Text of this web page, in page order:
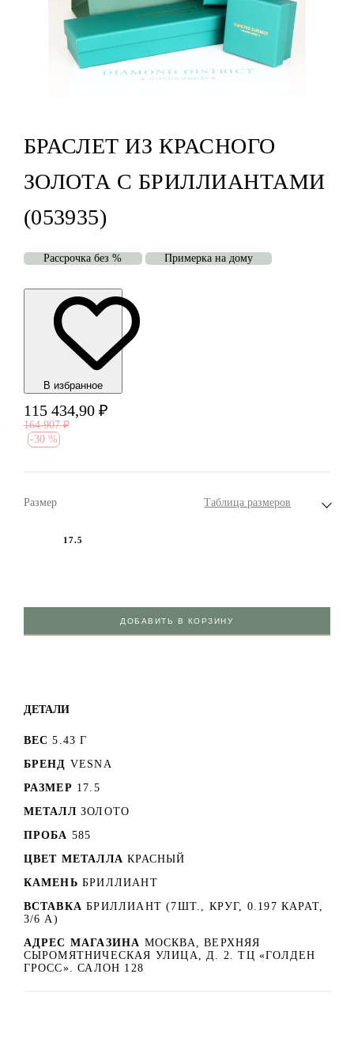
БРАСЛЕТ ИЗ КРАСНОГО
ЗОЛОТА С БРИЛЛИАНТАМИ
(053935)
Рассрочка без % Примерка на дому
В избранноe
115 434,90 ₽
164 907 ₽
-30 %
Размер Таблица размеров
17.5
ДОБАВИТЬ В КОРЗИНУ
ДЕТАЛИ
ВЕС 5.43 Г
БРЕНД VESNA
РАЗМЕР 17.5
МЕТАЛЛ ЗОЛОТО
ПРОБА 585
ЦВЕТ МЕТАЛЛА КРАСНЫЙ
КАМЕНЬ БРИЛЛИАНТ
ВСТАВКА БРИЛЛИАНТ (7ШТ., КРУГ, 0.197 КАРАТ,
3/6 А)
АДРЕС МАГАЗИНА МОСКВА, ВЕРХНЯЯ
СЫРОМЯТНИЧЕСКАЯ УЛИЦА, Д. 2. ТЦ «ГОЛДЕН
ГРОСС». САЛОН 128